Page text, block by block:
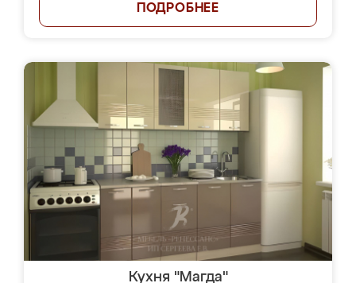
ПОДРОБНЕЕ
Кухня "Магда"